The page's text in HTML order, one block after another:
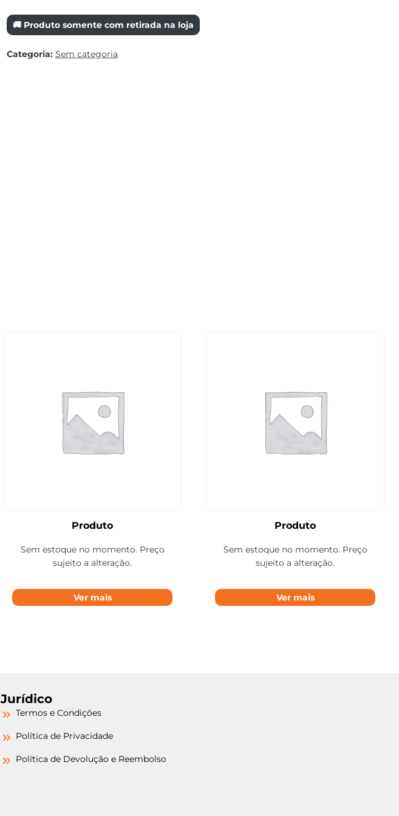
🚚 Produto somente com retirada na loja
Categoria: Sem categoria
Produto
Sem estoque no momento. Preço
sujeito a alteração.
Ver mais
Produto
Sem estoque no momento. Preço
sujeito a alteração.
Ver mais
Jurídico
Termos e Condições
Política de Privacidade
Política de Devolução e Reembolso